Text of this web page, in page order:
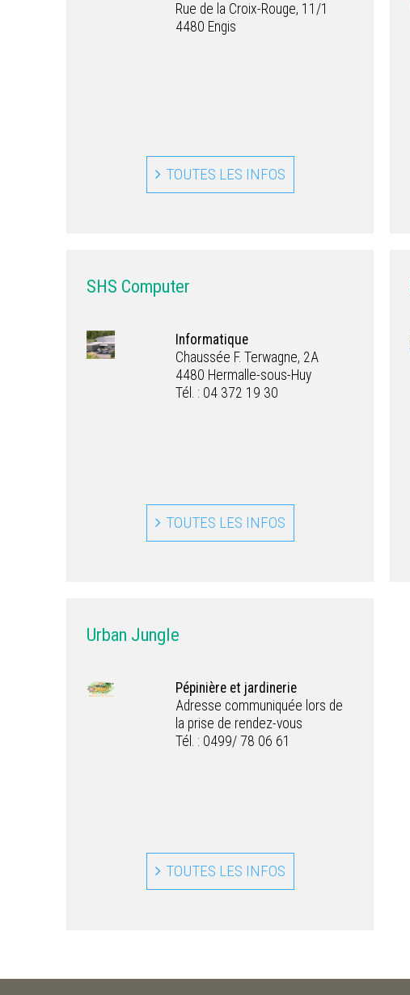
Rue de la Croix-Rouge, 11/1
4480 Engis
TOUTES LES INFOS
SHS Computer
Informatique
Chaussée F. Terwagne, 2A
4480 Hermalle-sous-Huy
Tél. : 04 372 19 30
TOUTES LES INFOS
Urban Jungle
Pépinière et jardinerie
Adresse communiquée lors de
la prise de rendez-vous
Tél. : 0499/ 78 06 61
TOUTES LES INFOS